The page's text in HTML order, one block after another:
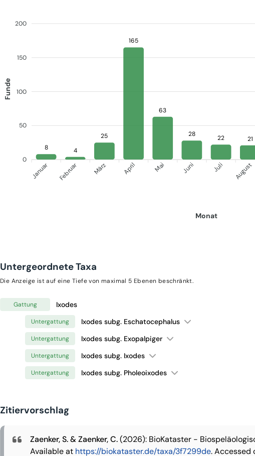
200
150
100
50
0
Funde
8 4
25
165
63
28
22 21
Januar Februar März April Mai Juni Juli August
Monat
Untergeordnete Taxa
Die Anzeige ist auf eine Tiefe von maximal 5 Ebenen beschränkt.
Gattung Ixodes
Untergattung Ixodes subg. Eschatocephalus
Untergattung Ixodes subg. Exopalpiger
Untergattung Ixodes subg. Ixodes
Untergattung Ixodes subg. Pholeoixodes
Zitiervorschlag
Zaenker, S. & Zaenker, C.(2026): BioKataster -
Available at https://biokataster.de/taxa/3f7299de. Accessed